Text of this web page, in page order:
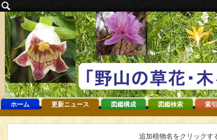
ホーム 更新ニュース 図鑑構成 図鑑検索 索
追加植物名をクリックす